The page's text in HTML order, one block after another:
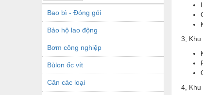
Bao bì - Đóng gói
Bảo hộ lao động
Bơm công nghiệp
Bùlon ốc vít
Cân các loại
3, Khu
4, Khu